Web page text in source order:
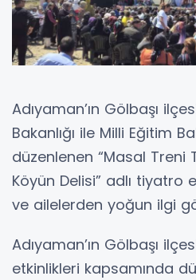
Adıyaman’ın Gölbaşı
Bakanlığı ile Milli Eğitim
düzenlenen “Masal Treni
Köyün Delisi” adlı tiyatro
ve ailelerden yoğun ilgi
Adıyaman’ın Gölbaşı
etkinlikleri kapsamında